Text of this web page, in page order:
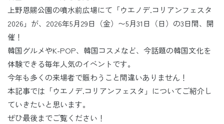
上野恩賜公園の噴水前広場にて「ウエノデ.コリアンフェスタ
2026」が、2026年5月29日（金）〜5月31日（日）の3日間、開
催！
韓国グルメやK-POP、韓国コスメなど、今話題の韓国文化を
体験できる毎年人気のイベントです。
今年も多くの来場者で賑わうこと間違いありません！
本記事では「ウエノデ.コリアンフェスタ」についてご紹介し
ていきたいと思います。
ぜひ最後までご覧ください！